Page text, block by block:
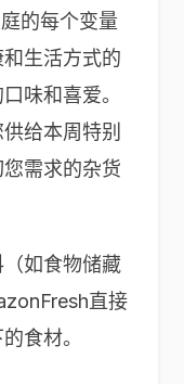
的每个变量
生活方式的
味和喜爱。
给本周特别
需求的杂货
如食物储藏
直接
食材。